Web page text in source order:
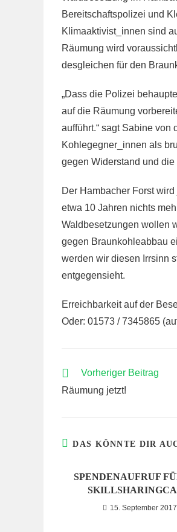
Bereitschaftspolizei und
Klimaaktivist_innen sind
Räumung wird
desgleichen für den
„Dass die Polizei
auf die Räumung
aufführt.“ sagt Sabine von
Kohlegegner_innen als
gegen Widerstand und
Der Hambacher Forst
etwa 10 Jahren nichts
Waldbesetzungen wollen
gegen Braunkohleabbau
werden wir diesen Irrsinn
entgegensieht.
Erreichbarkeit auf der
Oder: 01573 / 7345865
WEITERE
ANSEHEN
Vorheriger Beitrag
Räumung jetzt!
DAS KÖNNTE DIR
SPENDENAUFRUF
15. September 2017